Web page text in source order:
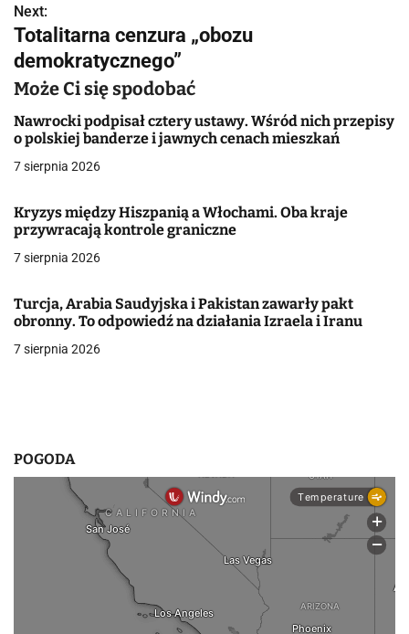
i
g
a
c
j
w
p
i
s
Next:
Totalitarna cenzura „obozu
demokratycznego”
Może Ci się spodobać
Nawrocki podpisał cztery ustawy. Wśród nich przepisy
o polskiej banderze i jawnych cenach mieszkań
7 sierpnia 2026
Kryzys między Hiszpanią a Włochami. Oba kraje
przywracają kontrole graniczne
7 sierpnia 2026
Turcja, Arabia Saudyjska i Pakistan zawarły pakt
obronny. To odpowiedź na działania Izraela i Iranu
7 sierpnia 2026
POGODA